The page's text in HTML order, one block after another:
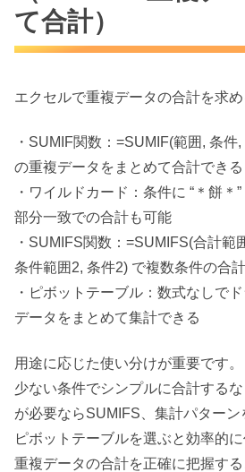
て合計）
エクセルで重複データの合計を求め
・SUMIF関数：=SUMIF(範囲, 条
の重複データをまとめて合計できる
・ワイルドカード：条件に “＊餅＊
部分一致での合計も可能
・SUMIFS関数：=SUMIFS(合計範
条件範囲2, 条件2) で複数条件の合
・ピボットテーブル：数式なしで
データをまとめて集計できる
用途に応じた使い分けが重要です。
少ない条件でシンプルに合計する
が必要ならSUMIFS、集計パター
ピボットテーブルを選ぶと効率的に
重複データの合計を正確に把握す